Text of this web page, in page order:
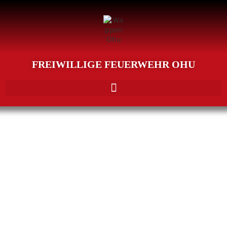
FREIWILLIGE FEUERWEHR OHU